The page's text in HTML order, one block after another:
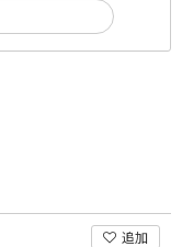
追加